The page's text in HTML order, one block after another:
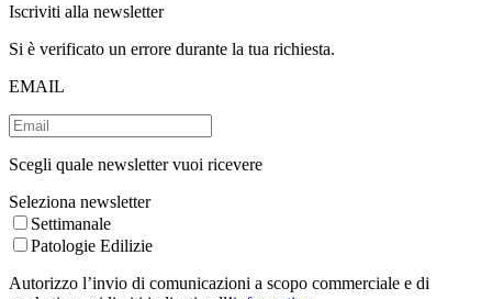
Iscriviti alla newsletter
Si è verificato un errore durante la tua richiesta.
EMAIL
Scegli quale newsletter vuoi ricevere
Seleziona newsletter
Settimanale
Patologie Edilizie
Autorizzo l’invio di comunicazioni a scopo commerciale e di